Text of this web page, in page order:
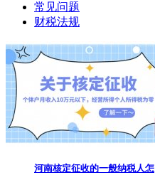
常见问题
财税法规
河南核定征收的一般纳税人怎